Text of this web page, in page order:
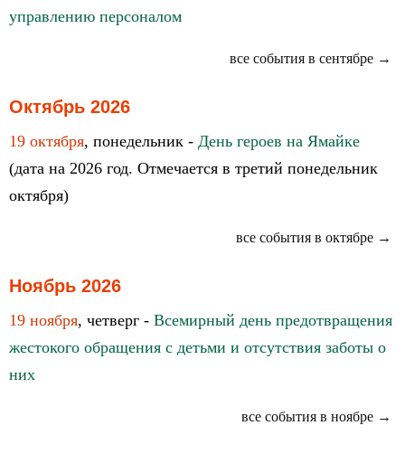
управлению персоналом
все события в сентябре →
Октябрь 2026
19 октября, понедельник - День героев на Ямайке
(дата на 2026 год. Отмечается в третий понедельник
октября)
все события в октябре →
Ноябрь 2026
19 ноября, четверг - Всемирный день предотвращения
жестокого обращения с детьми и отсутствия заботы о
них
все события в ноябре →